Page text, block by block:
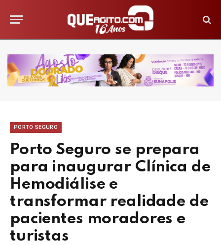
PORTO SEGURO
Porto Seguro se prepara
para inaugurar Clínica de
Hemodiálise e
transformar realidade de
pacientes moradores e
turistas